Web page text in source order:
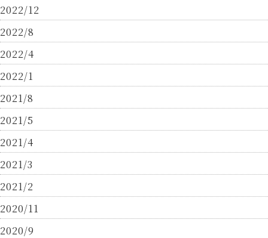
2022/12
2022/8
2022/4
2022/1
2021/8
2021/5
2021/4
2021/3
2021/2
2020/11
2020/9